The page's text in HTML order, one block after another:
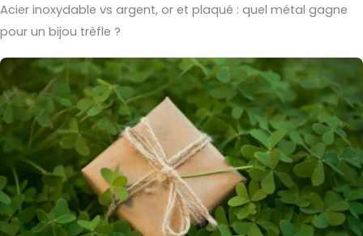
Acier inoxydable vs argent, or et plaqué : quel métal gagne
pour un bijou trèfle ?